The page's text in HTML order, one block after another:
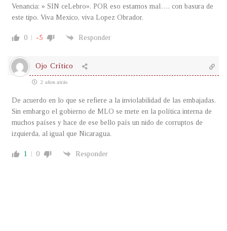
Venancia: » SIN ceLebro». POR eso estamos mal…. con basura de
este tipo. Viva Mexico, viva Lopez Obrador.
0 -5 Responder
Ojo Crítico
2 años atrás
De acuerdo en lo que se refiere a la inviolabilidad de las embajadas.
Sin embargo el gobierno de MLO se mete en la política interna de
muchos países y hace de ese bello país un nido de corruptos de
izquierda, al igual que Nicaragua.
1 0 Responder